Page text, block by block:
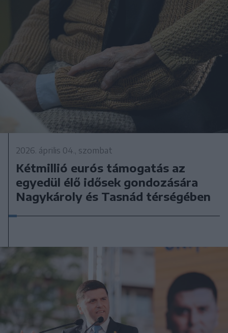
2026. április 04., szombat
Kétmillió eurós támogatás az
egyedül élő idősek gondozására
Nagykároly és Tasnád térségében